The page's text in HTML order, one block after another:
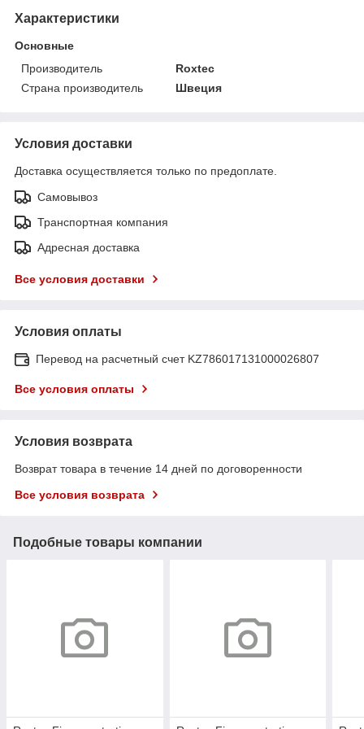
Характеристики
Основные
Производитель
Roxtec
Страна производитель
Швеция
Условия доставки
Доставка осуществляется только по предоплате.
Самовывоз
Транспортная компания
Адресная доставка
Все условия доставки
Условия оплаты
Перевод на расчетный счет KZ786017131000026807
Все условия оплаты
Условия возврата
Возврат товара в течение 14 дней по договоренности
Все условия возврата
Подобные товары компании